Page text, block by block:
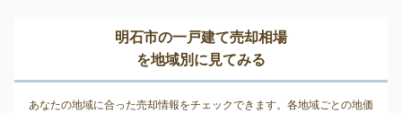
明石市の一戸建て売却相場
を地域別に見てみる
あなたの地域に合った売却情報をチェックできます。各地域ごとの地価